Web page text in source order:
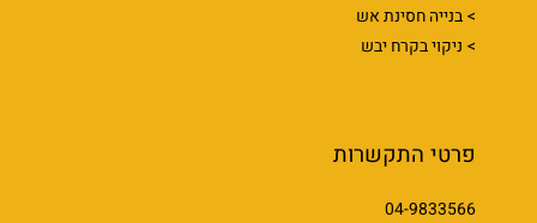
בנייה חסינת אש
ניקוי בקרח יבש
פרטי התקשרות
04-9833566